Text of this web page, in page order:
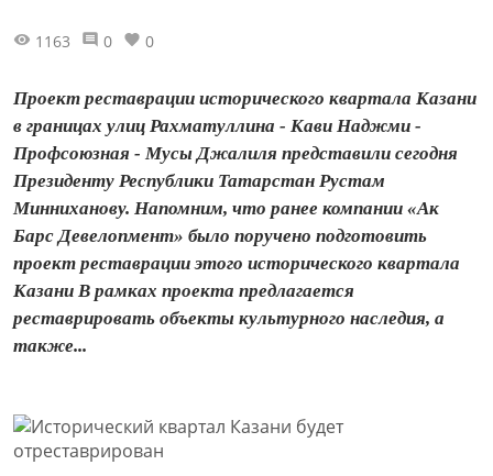
1163 0 0
Проект реставрации исторического квартала Казани
в границах улиц Рахматуллина - Кави Наджми -
Профсоюзная - Мусы Джалиля представили сегодня
Президенту Республики Татарстан Рустам
Минниханову. Напомним, что ранее компании «Ак
Барс Девелопмент» было поручено подготовить
проект реставрации этого исторического квартала
Казани В рамках проекта предлагается
реставрировать объекты культурного наследия, а
также...